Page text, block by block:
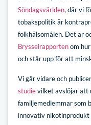
Söndagsvärlden, där vi
tobakspolitik är
folkhälsomålen. Det är
Brysselrapportenom
och står upp för att
Vi går vidare och
studievilket avslöjar att
familjemedlemmar som
innovativ